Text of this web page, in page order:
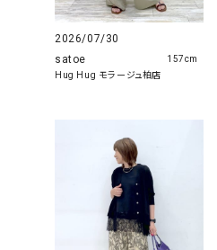
2026/07/30
satoe
Hug Hug モラージュ柏店
157cm